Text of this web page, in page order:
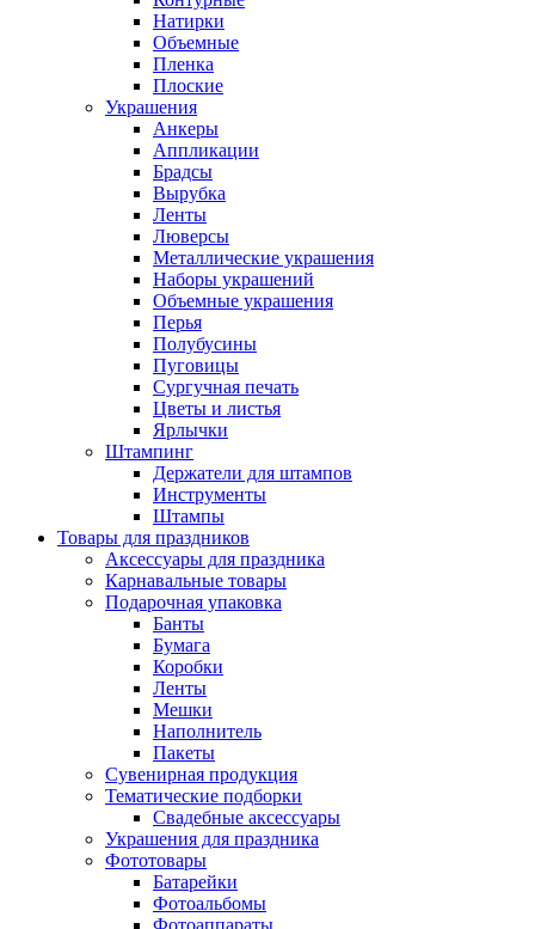
Натирки
Объемные
Пленка
Плоские
Украшения
Анкеры
Аппликации
Брадсы
Вырубка
Ленты
Люверсы
Металлические украшения
Наборы украшений
Объемные украшения
Перья
Полубусины
Пуговицы
Сургучная печать
Цветы и листья
Ярлычки
Штампинг
Держатели для штампов
Инструменты
Штампы
Товары для праздников
Аксессуары для праздника
Карнавальные товары
Подарочная упаковка
Банты
Бумага
Коробки
Ленты
Мешки
Наполнитель
Пакеты
Сувенирная продукция
Тематические подборки
Свадебные аксессуары
Украшения для праздника
Фототовары
Батарейки
Фотоальбомы
Фотоаппараты